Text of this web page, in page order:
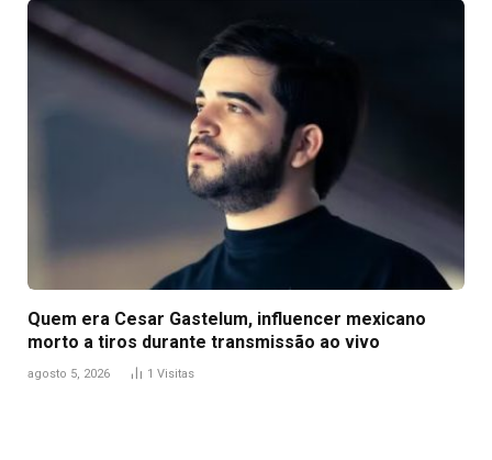
Quem era Cesar Gastelum, influencer mexicano
morto a tiros durante transmissão ao vivo
agosto 5, 2026 1 Visitas